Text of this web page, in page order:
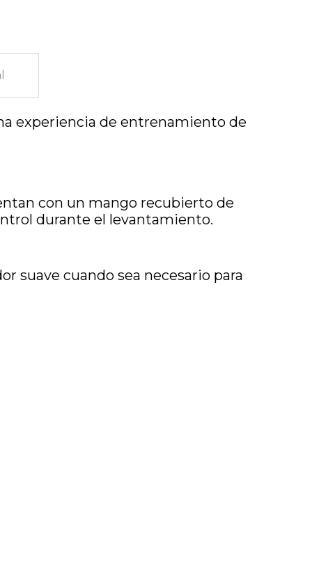
experiencia de entrenamiento de
con un mango recubierto de
durante el levantamiento.
suave cuando sea necesario para